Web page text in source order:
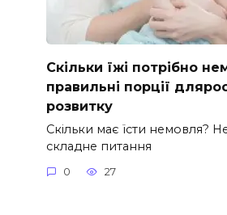
Скільки їжі потрібно
правильні порції
розвитку
Скільки має їсти немовля?
складне питання
0 27